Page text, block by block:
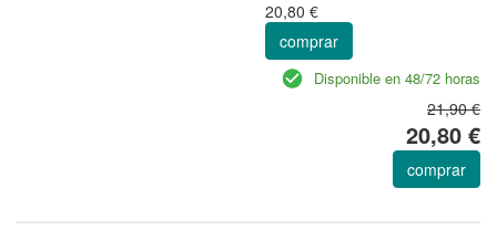
20,80 €
comprar
Disponible en 48/72 horas
21,90 €
20,80 €
comprar